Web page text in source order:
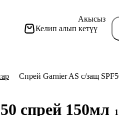
Келип алып кетүү
Акысыз
Спрей Garnier AS с/защ
спрей 150мл